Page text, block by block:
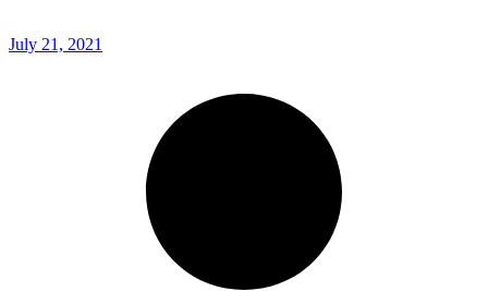
July 21, 2021